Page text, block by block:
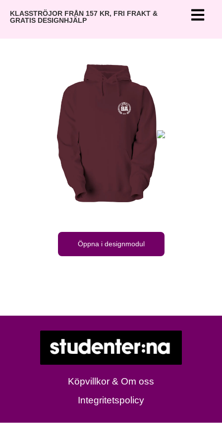
KLASSTRÖJOR FRÅN 157 KR, FRI FRAKT &
GRATIS DESIGNHJÄLP
Öppna i designmodul
Köpvillkor & Om oss
Integritetspolicy